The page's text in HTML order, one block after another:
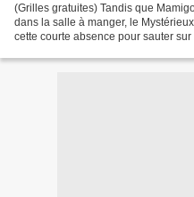
(Grilles gratuites) Tandis que
dans la salle à manger, le
cette courte absence pour sauter